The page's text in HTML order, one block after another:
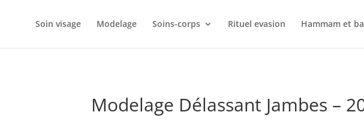
Soin visage Modelage Soins-corps Rituel evasion Hammam et
Modelage Délassant Jambes –